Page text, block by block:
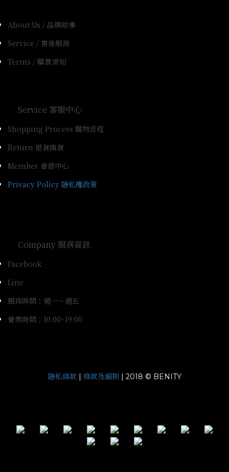
About Us / 品牌故事
Service / 售後服務
Terms / 購買須知
Service 客服中心
Shopping Process 購物流程
Return 退貨換貨
Member 會員中心
Privacy Policy 隱私權政策
Company 服務資訊
Facebook
Line
服務時間：週一～週五
營業時間：10:00~19:00
隱私條款 | 條款及細則 | 2018 © BENITY